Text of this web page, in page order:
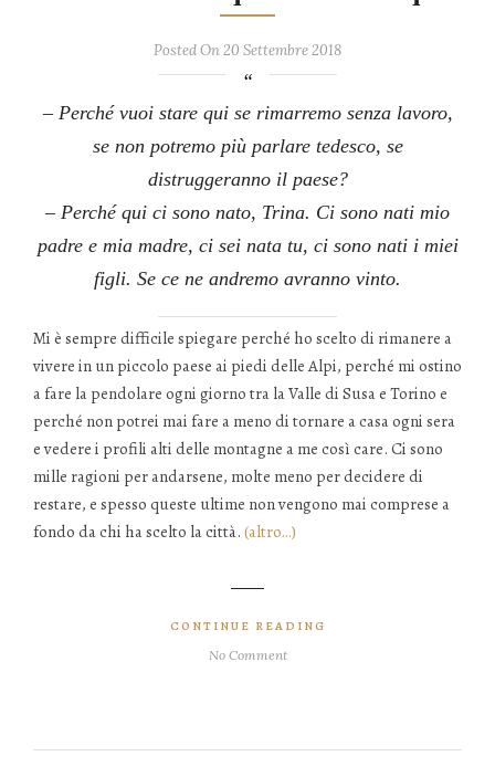
Posted On 20 Settembre 2018
– Perché vuoi stare qui se rimarremo senza lavoro,
se non potremo più parlare tedesco, se
distruggeranno il paese?
– Perché qui ci sono nato, Trina. Ci sono nati mio
padre e mia madre, ci sei nata tu, ci sono nati i miei
figli. Se ce ne andremo avranno vinto.
Mi è sempre difficile spiegare perché ho scelto di rimanere a
vivere in un piccolo paese ai piedi delle Alpi, perché mi ostino
a fare la pendolare ogni giorno tra la Valle di Susa e Torino e
perché non potrei mai fare a meno di tornare a casa ogni sera
e vedere i profili alti delle montagne a me così care. Ci sono
mille ragioni per andarsene, molte meno per decidere di
restare, e spesso queste ultime non vengono mai comprese a
fondo da chi ha scelto la città. (altro…)
CONTINUE READING
No Comment